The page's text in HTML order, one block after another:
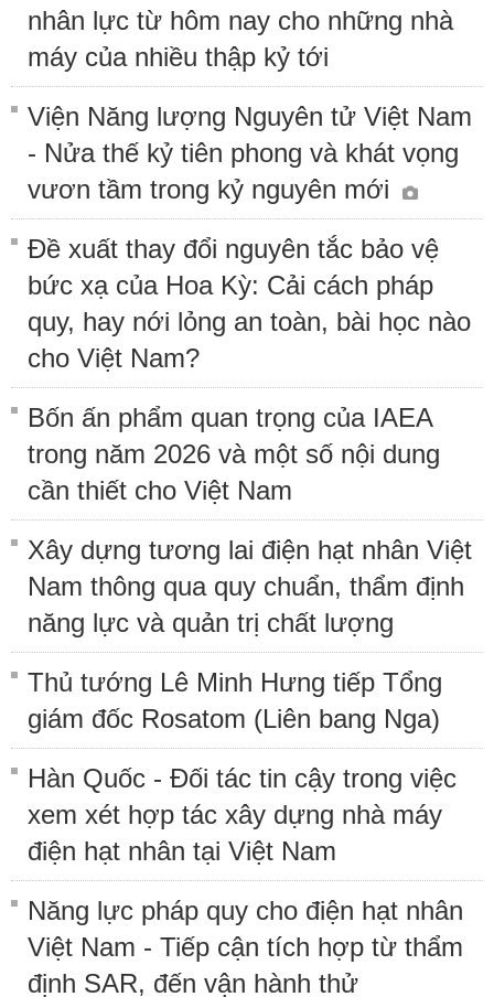
nhân lực từ hôm nay cho những nhà
máy của nhiều thập kỷ tới
Viện Năng lượng Nguyên tử Việt Nam
- Nửa thế kỷ tiên phong và khát vọng
vươn tầm trong kỷ nguyên mới
Đề xuất thay đổi nguyên tắc bảo vệ
bức xạ của Hoa Kỳ: Cải cách pháp
quy, hay nới lỏng an toàn, bài học nào
cho Việt Nam?
Bốn ấn phẩm quan trọng của IAEA
trong năm 2026 và một số nội dung
cần thiết cho Việt Nam
Xây dựng tương lai điện hạt nhân Việt
Nam thông qua quy chuẩn, thẩm định
năng lực và quản trị chất lượng
Thủ tướng Lê Minh Hưng tiếp Tổng
giám đốc Rosatom (Liên bang Nga)
Hàn Quốc - Đối tác tin cậy trong việc
xem xét hợp tác xây dựng nhà máy
điện hạt nhân tại Việt Nam
Năng lực pháp quy cho điện hạt nhân
Việt Nam - Tiếp cận tích hợp từ thẩm
định SAR, đến vận hành thử